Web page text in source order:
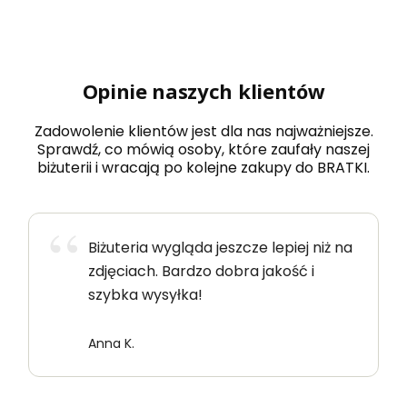
Opinie naszych klientów
Zadowolenie klientów jest dla nas najważniejsze.
Sprawdź, co mówią osoby, które zaufały naszej
biżuterii i wracają po kolejne zakupy do BRATKI.
Biżuteria wygląda jeszcze lepiej niż na
zdjęciach. Bardzo dobra jakość i
szybka wysyłka!
Anna K.